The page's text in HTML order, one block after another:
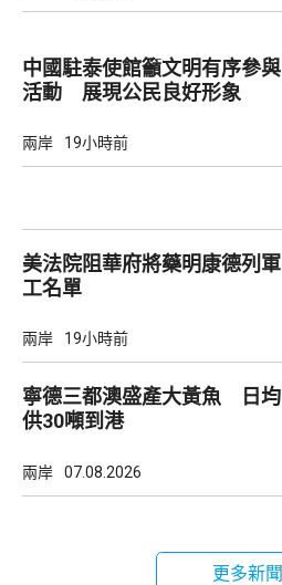
中國駐泰使館籲文明有序參與
活動 展現公民良好形象
兩岸 19小時前
美法院阻華府將藥明康德列軍
工名單
兩岸 19小時前
寧德三都澳盛產大黃魚 日均
供30噸到港
兩岸 07.08.2026
更多新聞